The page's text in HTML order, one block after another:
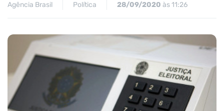
Agência Brasil Política 28/09/2020 às 11:26